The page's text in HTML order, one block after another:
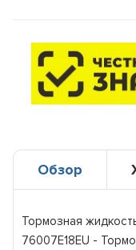
Обзор
Тормозная
76007E18EU -